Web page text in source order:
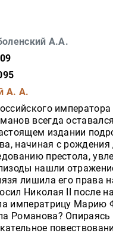
А.А.
А. А.
всегда
издании
начиная с рождения
престола,
нашли
лишила его права
Николая II после
императрицу Марию
Романова?